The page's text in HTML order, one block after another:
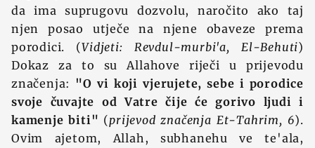
da ima suprugovu dozvolu, naročito ako taj
njen posao utječe na njene obaveze prema
porodici. (Vidjeti: Revdul-murbi'a, El-Behuti)
Dokaz za to su Allahove riječi u prijevodu
značenja: "O vi koji vjerujete, sebe i porodice
svoje čuvajte od Vatre čije će gorivo ljudi i
kamenje biti" (prijevod značenja Et-Tahrim, 6).
Ovim ajetom, Allah, subhanehu ve te'ala,